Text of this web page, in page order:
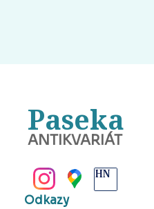
Paseka
ANTIKVARIÁT
Odkazy